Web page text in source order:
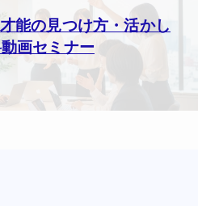
能の見つけ方・活かし
画セミナー